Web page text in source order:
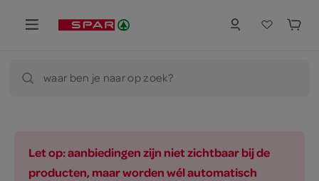
waar ben je naar op zoek?
Let op: aanbiedingen zijn niet zichtbaar bij de
producten, maar worden wél automatisch